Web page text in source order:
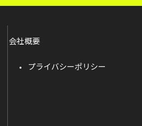
会社概要
プライバシーポリシー